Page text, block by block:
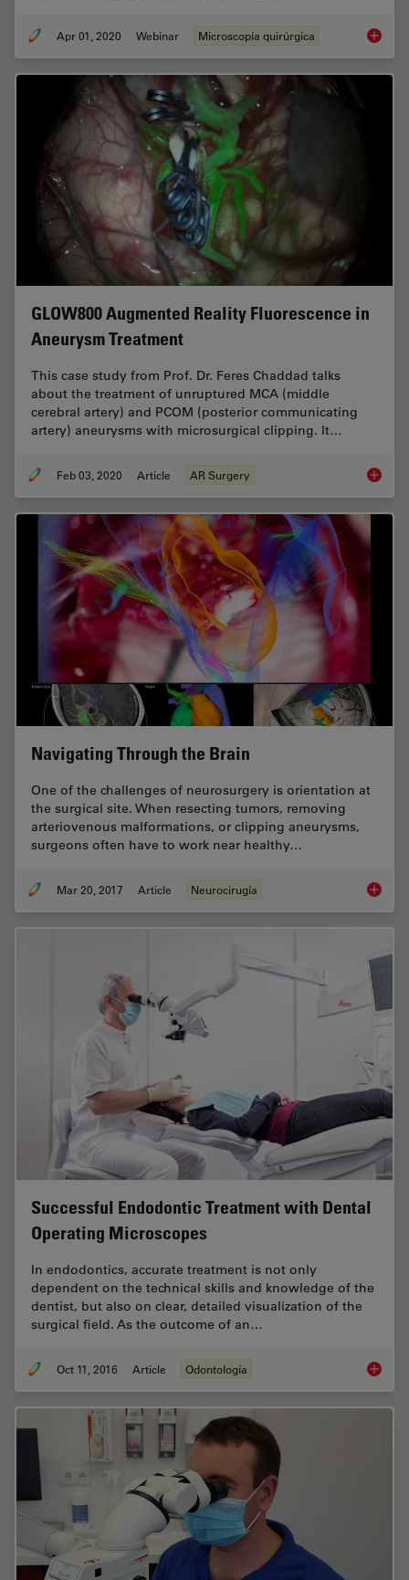
Apr 01, 2020 Webinar Microscopía quirúrgica
GLOW800 Augmented Reality Fluorescence in
Aneurysm Treatment
This case study from Prof. Dr. Feres Chaddad talks
about the treatment of unruptured MCA (middle
cerebral artery) and PCOM (posterior communicating
artery) aneurysms with microsurgical clipping. It…
Feb 03, 2020 Article AR Surgery
Navigating Through the Brain
One of the challenges of neurosurgery is orientation at
the surgical site. When resecting tumors, removing
arteriovenous malformations, or clipping aneurysms,
surgeons often have to work near healthy…
Mar 20, 2017 Article Neurocirugía
Successful Endodontic Treatment with Dental
Operating Microscopes
In endodontics, accurate treatment is not only
dependent on the technical skills and knowledge of the
dentist, but also on clear, detailed visualization of the
surgical field. As the outcome of an…
Oct 11, 2016 Article Odontología